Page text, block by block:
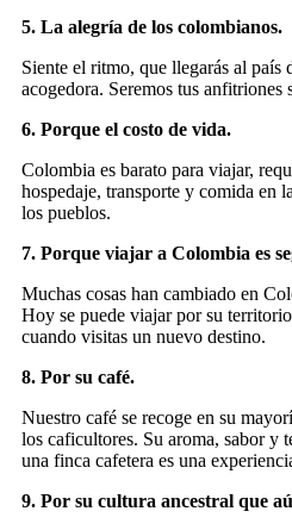
5. La alegría de los colombianos.
Siente el ritmo, que llegarás al país
acogedora. Seremos tus anfitriones
6. Porque el costo de vida.
Colombia es barato para viajar,
hospedaje, transporte y comida en
los pueblos.
7. Porque viajar a Colombia es
Muchas cosas han cambiado en
Hoy se puede viajar por su
cuando visitas un nuevo destino.
8. Por su café.
Nuestro café se recoge en su
los caficultores. Su aroma, sabor y
una finca cafetera es una
9. Por su cultura ancestral que